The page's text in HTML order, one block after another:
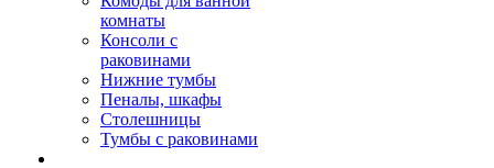
комнаты
Консоли с
раковинами
Нижние тумбы
Пеналы, шкафы
Столешницы
Тумбы с раковинами